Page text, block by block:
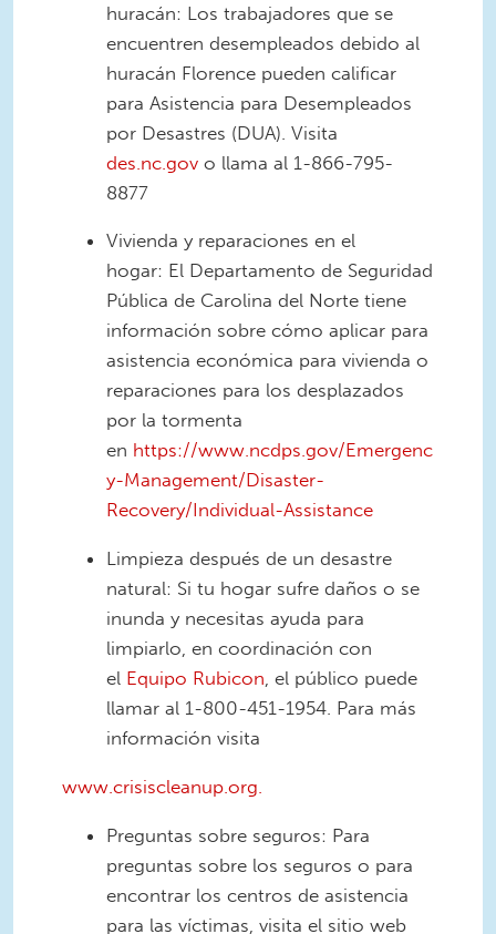
huracán: Los trabajadores que se
encuentren desempleados debido al
huracán Florence pueden calificar
para Asistencia para Desempleados
por Desastres (DUA). Visita
des.nc.gov o llama al 1-866-795-
8877
Vivienda y reparaciones en el
hogar: El Departamento de Seguridad
Pública de Carolina del Norte tiene
información sobre cómo aplicar para
asistencia económica para vivienda o
reparaciones para los desplazados
por la tormenta
en https://www.ncdps.gov/Emergenc
y-Management/Disaster-
Recovery/Individual-Assistance
Limpieza después de un desastre
natural: Si tu hogar sufre daños o se
inunda y necesitas ayuda para
limpiarlo, en coordinación con
el Equipo Rubicon, el público puede
llamar al 1-800-451-1954. Para más
información visita
www.crisiscleanup.org.
Preguntas sobre seguros: Para
preguntas sobre los seguros o para
encontrar los centros de asistencia
para las víctimas, visita el sitio web